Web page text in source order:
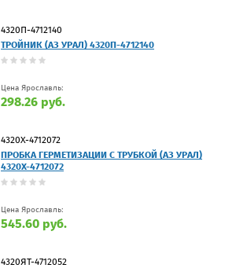
4320П-4712140
ТРОЙНИК (АЗ УРАЛ) 4320П-4712140
Цена Ярославль:
298.26 руб.
4320Х-4712072
ПРОБКА ГЕРМЕТИЗАЦИИ С ТРУБКОЙ (АЗ УРАЛ)
4320Х-4712072
Цена Ярославль:
545.60 руб.
4320ЯТ-4712052